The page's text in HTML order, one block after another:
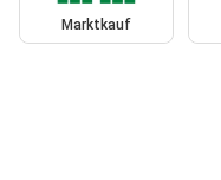
Marktkauf